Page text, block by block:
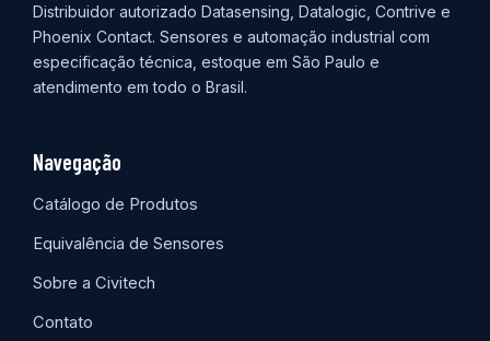
Distribuidor autorizado Datasensing, Datalogic, Contrive e
Phoenix Contact. Sensores e automação industrial com
especificação técnica, estoque em São Paulo e
atendimento em todo o Brasil.
Navegação
Catálogo de Produtos
Equivalência de Sensores
Sobre a Civitech
Contato